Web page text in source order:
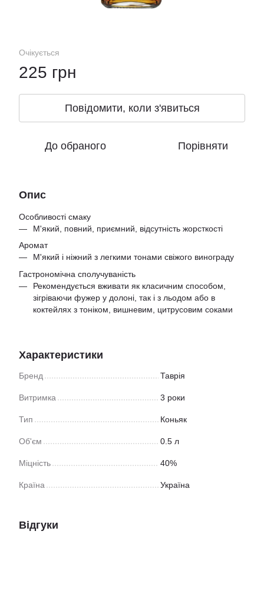
Очікується
225 грн
Повідомити, коли з'явиться
До обраного Порівняти
Опис
Особливості смаку
М'який, повний, приємний, відсутність жорсткості
Аромат
М'який і ніжний з легкими тонами свіжого винограду
Гастрономічна сполучуваність
Рекомендується вживати як класичним способом,
зігріваючи фужер у долоні, так і з льодом або в
коктейлях з тоніком, вишневим, цитрусовим соками
Характеристики
Бренд Таврія
Витримка 3 роки
Тип Коньяк
Об'єм 0.5 л
Міцність 40%
Країна Україна
Відгуки